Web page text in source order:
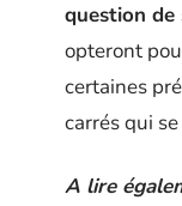
question de
opteront
certaines
carrés qui
A lire